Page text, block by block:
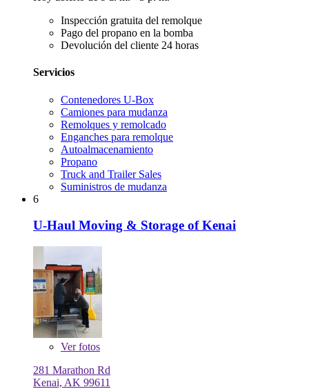
Inspección gratuita del remolque
Pago del propano en la bomba
Devolución del cliente 24 horas
Servicios
Contenedores U-Box
Camiones para mudanza
Remolques y remolcado
Enganches para remolque
Autoalmacenamiento
Propano
Truck and Trailer Sales
Suministros de mudanza
6
U-Haul Moving & Storage of Kenai
Verfotos
281 Marathon Rd
Kenai, AK 99611